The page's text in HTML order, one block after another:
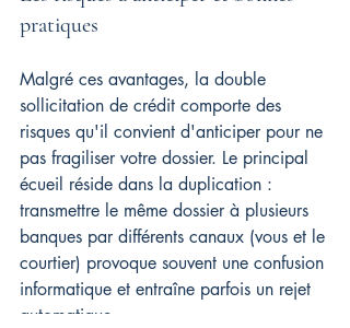
pratiques
Malgré ces avantages, la double
sollicitation de crédit comporte des
risques qu'il convient d'anticiper pour ne
pas fragiliser votre dossier. Le principal
écueil réside dans la duplication :
transmettre le même dossier à plusieurs
banques par différents canaux (vous et le
courtier) provoque souvent une confusion
informatique et entraîne parfois un rejet
automatique.